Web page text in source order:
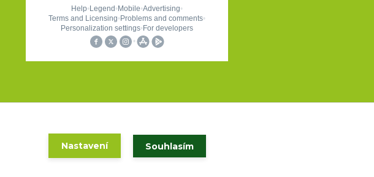
Holas sport a turistika 2020
Vytvořeno na
Nastavení Souhlasím